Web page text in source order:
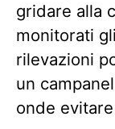
gridare alla
monitorati
rilevazioni
un
onde